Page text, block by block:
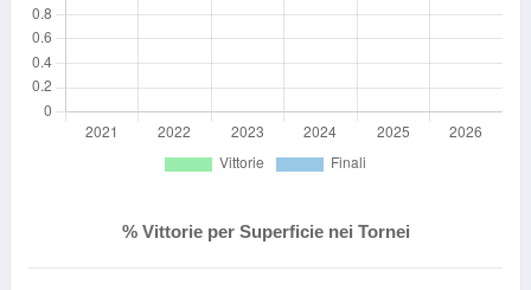
% Vittorie per Superficie nei Tornei